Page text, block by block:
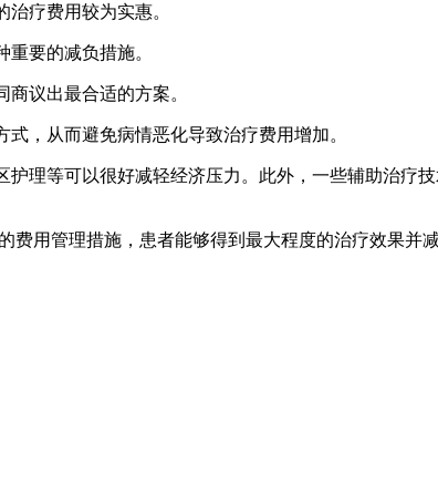
疗费用较为实惠。
要的减负措施。
议出最合适的方案。
，从而避免病情恶化导致治疗费用增加。
理等可以很好减轻经济压力。此外，一些辅助治疗
用管理措施，患者能够得到最大程度的治疗效果并